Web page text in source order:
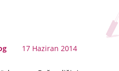
17 Haziran 2014